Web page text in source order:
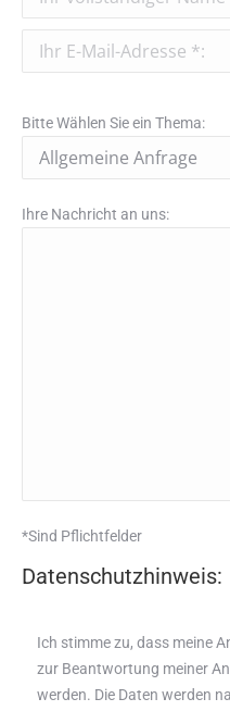
Bitte Wählen Sie ein Thema:
Ihre Nachricht an uns:
*Sind Pflichtfelder
Datenschutzhinweis:
Ich stimme zu, dass meine
zur Beantwortung meiner
werden. Die Daten werden